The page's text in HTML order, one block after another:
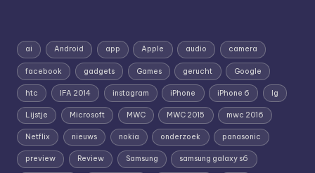
ai Android app Apple audio camera
facebook gadgets Games gerucht Google
htc IFA 2014 instagram iPhone iPhone 6 lg
Lijstje Microsoft MWC MWC 2015 mwc 2016
Netflix nieuws nokia onderzoek panasonic
preview Review Samsung samsung galaxy s6